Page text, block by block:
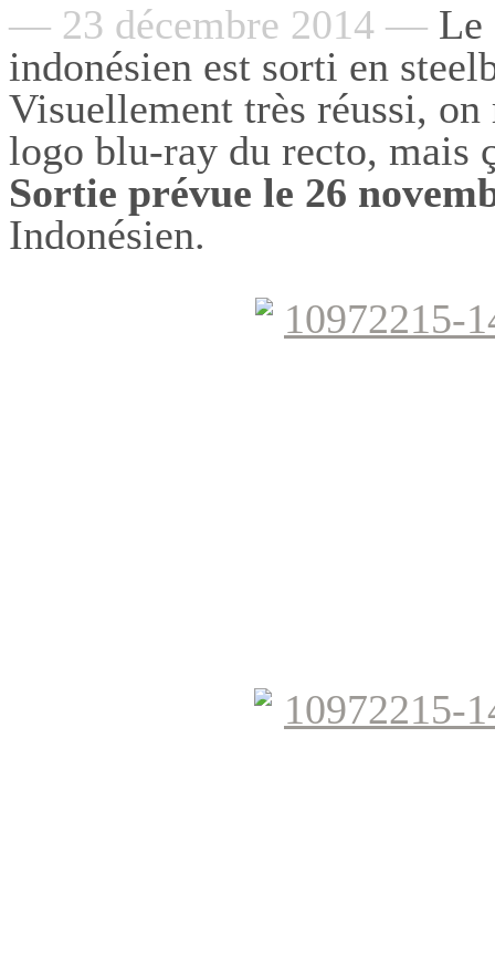
— 23 décembre 2014 — Le
indonésien est sorti en
Visuellement très réussi,
logo blu-ray du recto, mais
Sortie prévue le 26
Indonésien.